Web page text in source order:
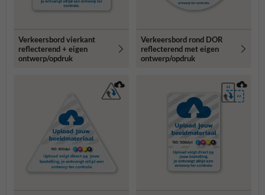
Verkeersbord vierkant
reflecterend + eigen
ontwerp/opdruk
Verkeersbord rond DOR
reflecterend met eigen
ontwerp/opdruk